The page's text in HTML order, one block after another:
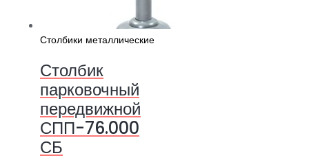
Столбики металлические
Столбик
парковочный
передвижной
СПП-76.000
СБ